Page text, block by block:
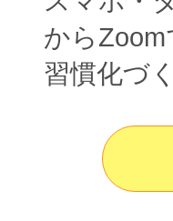
から
習慣化づ